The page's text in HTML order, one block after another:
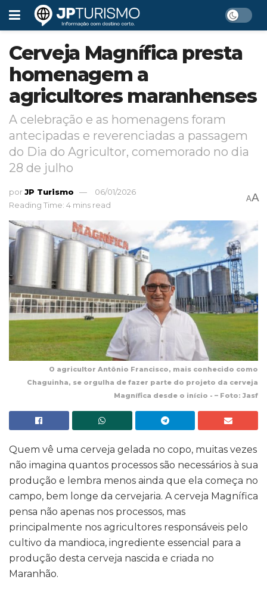
Cerveja Magnífica presta
homenagem a
agricultores maranhenses
A celebração e as homenagens foram
antecipadas e reverenciadas a passagem
do Dia do Agricultor, comemorado no dia
28 de julho
porJP Turismo
06/01/2026
Reading Time: 4 mins read
AA
O agricultor Antônio Francisco, mais conhecido como
Chaguinha, se orgulha de fazer parte do projeto da cerveja
Magnífica desde o início - – Foto: Jasf
Quem vê uma cerveja gelada no copo, muitas vezes
não imagina quantos processos são necessários à sua
produção e lembra menos ainda que ela começa no
campo, bem longe da cervejaria. A cerveja Magnífica
pensa não apenas nos processos, mas
principalmente nos agricultores responsáveis pelo
cultivo da mandioca, ingrediente essencial para a
produção desta cerveja nascida e criada no
Maranhão.